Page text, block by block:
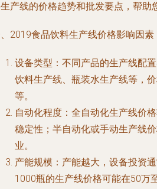
产线的价格趋势和批发要点，帮助
2019食品饮料生产线价格影响因素
设备类型：不同产品的生产线配
饮料生产线、瓶装水生产线等，
等。
自动化程度：全自动化生产线价
稳定性；半自动化或手动生产线
业。
产能规模：产能越大，设备投资
1000瓶的生产线价格可能在50万